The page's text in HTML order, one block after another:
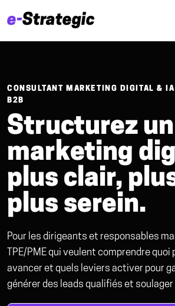
e-Strategic
CONSULTANT MARKETING DIGITAL &
B2B
Structurez un
marketing
plus clair,
plus serein.
Pour les dirigeants et responsables
TPE/PME qui veulent comprendre
avancer et quels leviers activer pour
générer des leads qualifiés et soulager